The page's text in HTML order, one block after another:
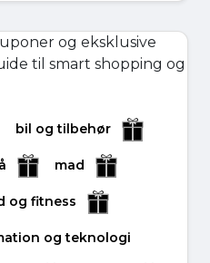
bil og tilbehør
mad
og fitness
og teknologi